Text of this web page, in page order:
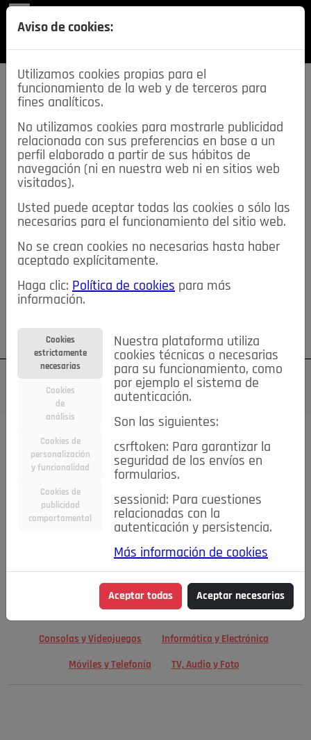
SECCIONES
descarga esta
REVISTA
≡NOTICIAS
NOTICIAS SERVICIOS DE INTERÉS
TABLÓN DE ANUNCIOS MIS ANUNCIOS CONTACTO
NOSOTROS
Su cuenta Regístrese ¿Olvidó su contraseña?
TODAS Deporte Bicicletas Deportes y Ocio
Electrodomésticos
Niños y Bebés Inmobiliaria Construcción y Reformas
Moda Accesorios Ropa Motor
Motor y Accesorios Motos Ocio
Cine, Libros y Música Coleccionismo Otros
Consolas y Videojuegos Informática y Electrónica
Móviles y Telefonía TV, Audio y Foto
Aviso de cookies:
Utilizamos cookies propias para el
funcionamiento de la web y de terceros para
fines analíticos.
No utilizamos cookies para mostrarle publicidad
relacionada con sus preferencias en base a un
perfil elaborado a partir de sus hábitos de
navegación (ni en nuestra web ni en sitios web
visitados).
Usted puede aceptar todas las cookies o sólo las
necesarias para el funcionamiento del sitio web.
No se crean cookies no necesarias hasta haber
aceptado explícitamente.
Haga clic: Política de cookies para más
información.
Cookies
estrictamente
necesarias
Cookies
de
análisis
Cookies de
personalización
y funcionalidad
Cookies de
publicidad
comportamental
Nuestra plataforma utiliza
cookies técnicas o necesarias
para su funcionamiento, como
por ejemplo el sistema de
autenticación.
Son las siguientes:
csrftoken: Para garantizar la
seguridad de los envíos en
formularios.
sessionid: Para cuestiones
relacionadas con la
autenticación y persistencia.
Más información de cookies
Aceptar todas Aceptar necesarias